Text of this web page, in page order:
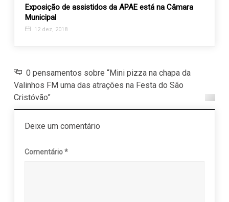
Exposição de assistidos da APAE está na Câmara
Municipal
12 dez, 2018
0 pensamentos sobre “Mini pizza na chapa da
Valinhos FM uma das atrações na Festa do São
Cristóvão”
Deixe um comentário
Comentário*